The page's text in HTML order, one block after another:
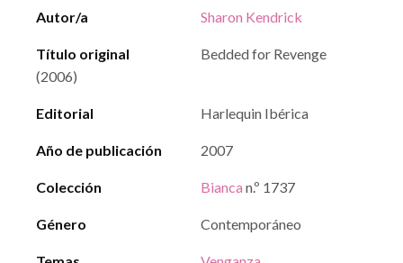
Autor/a Sharon Kendrick
Título original
Bedded for Revenge
(2006)
Editorial Harlequin Ibérica
Año de publicación 2007
Colección Bianca n.º 1737
Género Contemporáneo